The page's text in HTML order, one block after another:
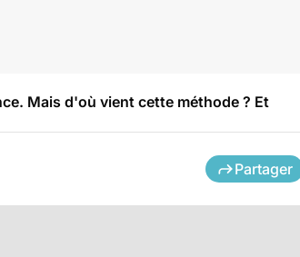
Mais d'où vient cette méthode ? Et
Partager